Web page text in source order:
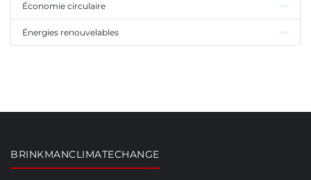
Économie circulaire
Énergies renouvelables
BRINKMANCLIMATECHANGE